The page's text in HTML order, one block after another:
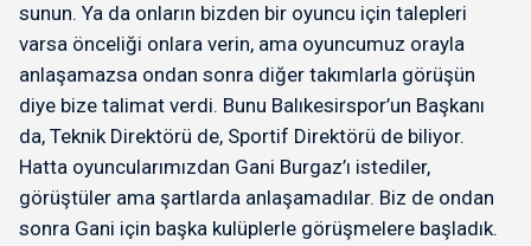
sunun. Ya da onların bizden bir oyuncu için talepleri
varsa önceliği onlara verin, ama oyuncumuz orayla
anlaşamazsa ondan sonra diğer takımlarla görüşün
diye bize talimat verdi. Bunu Balıkesirspor’un Başkanı
da, Teknik Direktörü de, Sportif Direktörü de biliyor.
Hatta oyuncularımızdan Gani Burgaz’ı istediler,
görüştüler ama şartlarda anlaşamadılar. Biz de ondan
sonra Gani için başka kulüplerle görüşmelere başladık.